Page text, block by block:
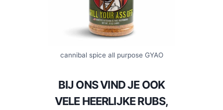
cannibal spice all purpose GYAO
BIJ ONS VIND JE OOK
VELE HEERLIJKE RUBS,